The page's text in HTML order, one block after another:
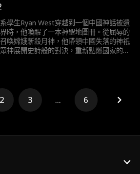
學生Ryan West穿越到一個中國神話被遺
時，他喚醒了一本神聖地圖冊。從屈辱的
喚嫦娥斬殺月神，他帶領中國失落的神祇
神展開史詩般的對決，重新點燃國家的命
2 3 ... 6